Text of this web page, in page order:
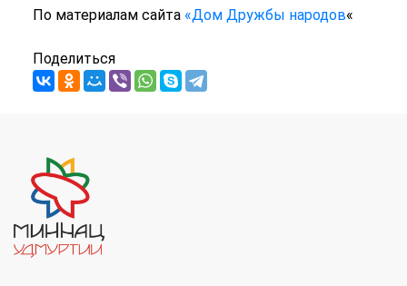
По материалам сайта «Дом Дружбы народов«
Поделиться